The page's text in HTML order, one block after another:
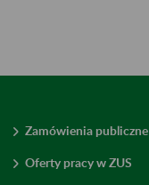
Zamówienia publiczne
Oferty pracy w ZUS